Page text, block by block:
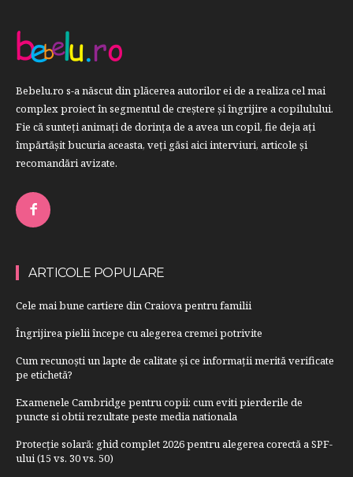
Bebelu.ro s-a născut din plăcerea autorilor ei de a realiza cel mai
complex proiect în segmentul de creştere şi îngrijire a copilulului.
Fie că sunteţi animaţi de dorinţa de a avea un copil, fie deja aţi
împărtăşit bucuria aceasta, veți găsi aici interviuri, articole şi
recomandări avizate.
ARTICOLE POPULARE
Cele mai bune cartiere din Craiova pentru familii
Îngrijirea pielii începe cu alegerea cremei potrivite
Cum recunoști un lapte de calitate și ce informații merită verificate
pe etichetă?
Examenele Cambridge pentru copii: cum eviti pierderile de
puncte si obtii rezultate peste media nationala
Protecție solară: ghid complet 2026 pentru alegerea corectă a SPF-
ului (15 vs. 30 vs. 50)